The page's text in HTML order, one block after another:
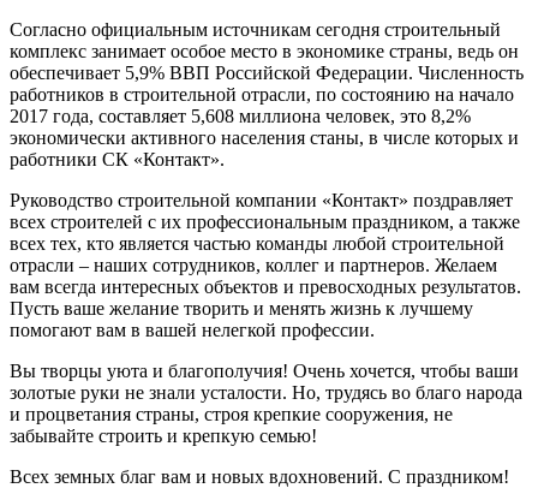
Согласно официальным источникам сегодня строительный
комплекс занимает особое место в экономике страны, ведь он
обеспечивает 5,9% ВВП Российской Федерации. Численность
работников в строительной отрасли, по состоянию на начало
2017 года, составляет 5,608 миллиона человек, это 8,2%
экономически активного населения станы, в числе которых и
работники СК «Контакт».
Руководство строительной компании «Контакт» поздравляет
всех строителей с их профессиональным праздником, а также
всех тех, кто является частью команды любой строительной
отрасли – наших сотрудников, коллег и партнеров. Желаем
вам всегда интересных объектов и превосходных результатов.
Пусть ваше желание творить и менять жизнь к лучшему
помогают вам в вашей нелегкой профессии.
Вы творцы уюта и благополучия! Очень хочется, чтобы ваши
золотые руки не знали усталости. Но, трудясь во благо народа
и процветания страны, строя крепкие сооружения, не
забывайте строить и крепкую семью!
Всех земных благ вам и новых вдохновений. С праздником!